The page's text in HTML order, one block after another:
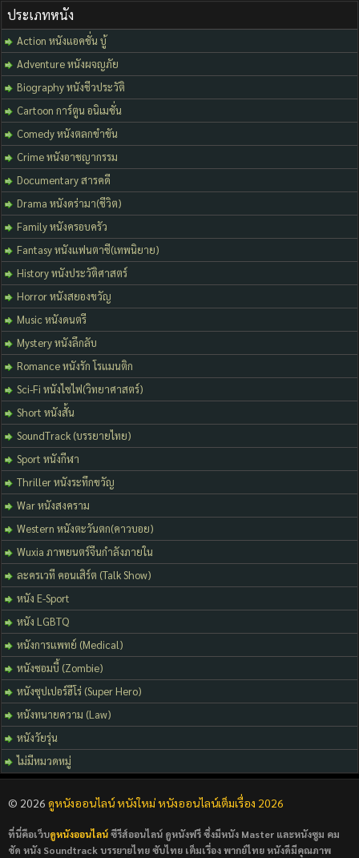
ประเภทหนัง
Action หนังแอคชั่น บู้
Adventure หนังผจญภัย
Biography หนังชีวประวัติ
Cartoon การ์ตูน อนิเมชั่น
Comedy หนังตลกขำขัน
Crime หนังอาชญากรรม
Documentary สารคดี
Drama หนังดร่ามา(ชีวิต)
Family หนังครอบครัว
Fantasy หนังแฟนตาซี(เทพนิยาย)
History หนังประวัติศาสตร์
Horror หนังสยองขวัญ
Music หนังดนตรี
Mystery หนังลึกลับ
Romance หนังรัก โรแมนติก
Sci-Fi หนังไซไฟ(วิทยาศาสตร์)
Short หนังสั้น
SoundTrack (บรรยายไทย)
Sport หนังกีฬา
Thriller หนังระทึกขวัญ
War หนังสงคราม
Western หนังตะวันตก(คาวบอย)
Wuxia ภาพยนตร์จีนกำลังภายใน
ละครเวที คอนเสิร์ต (Talk Show)
หนัง E-Sport
หนัง LGBTQ
หนังการแพทย์ (Medical)
หนังซอมบี้ (Zombie)
หนังซุปเปอร์ฮีโร่ (Super Hero)
หนังทนายความ (Law)
หนังวัยรุ่น
ไม่มีหมวดหมู่
© 2026 ดูหนังออนไลน์ หนังใหม่ หนังออนไลน์เต็มเรื่อง 2026
ที่นี่คือเว็บดูหนังออนไลน์ซีรีส์ออนไลน์ ดูหนังฟรี ซึ่งมีหนัง Master และหนังซูม คม
ชัด หนัง Soundtrack บรรยายไทย ซับไทย เต็มเรื่อง พากย์ไทย หนังดีมีคุณภาพ